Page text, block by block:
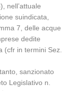
nell’attuale
suindicata,
7, delle acque
dedite
(cfr in termini Sez.
sanzionato
Legislativo n.